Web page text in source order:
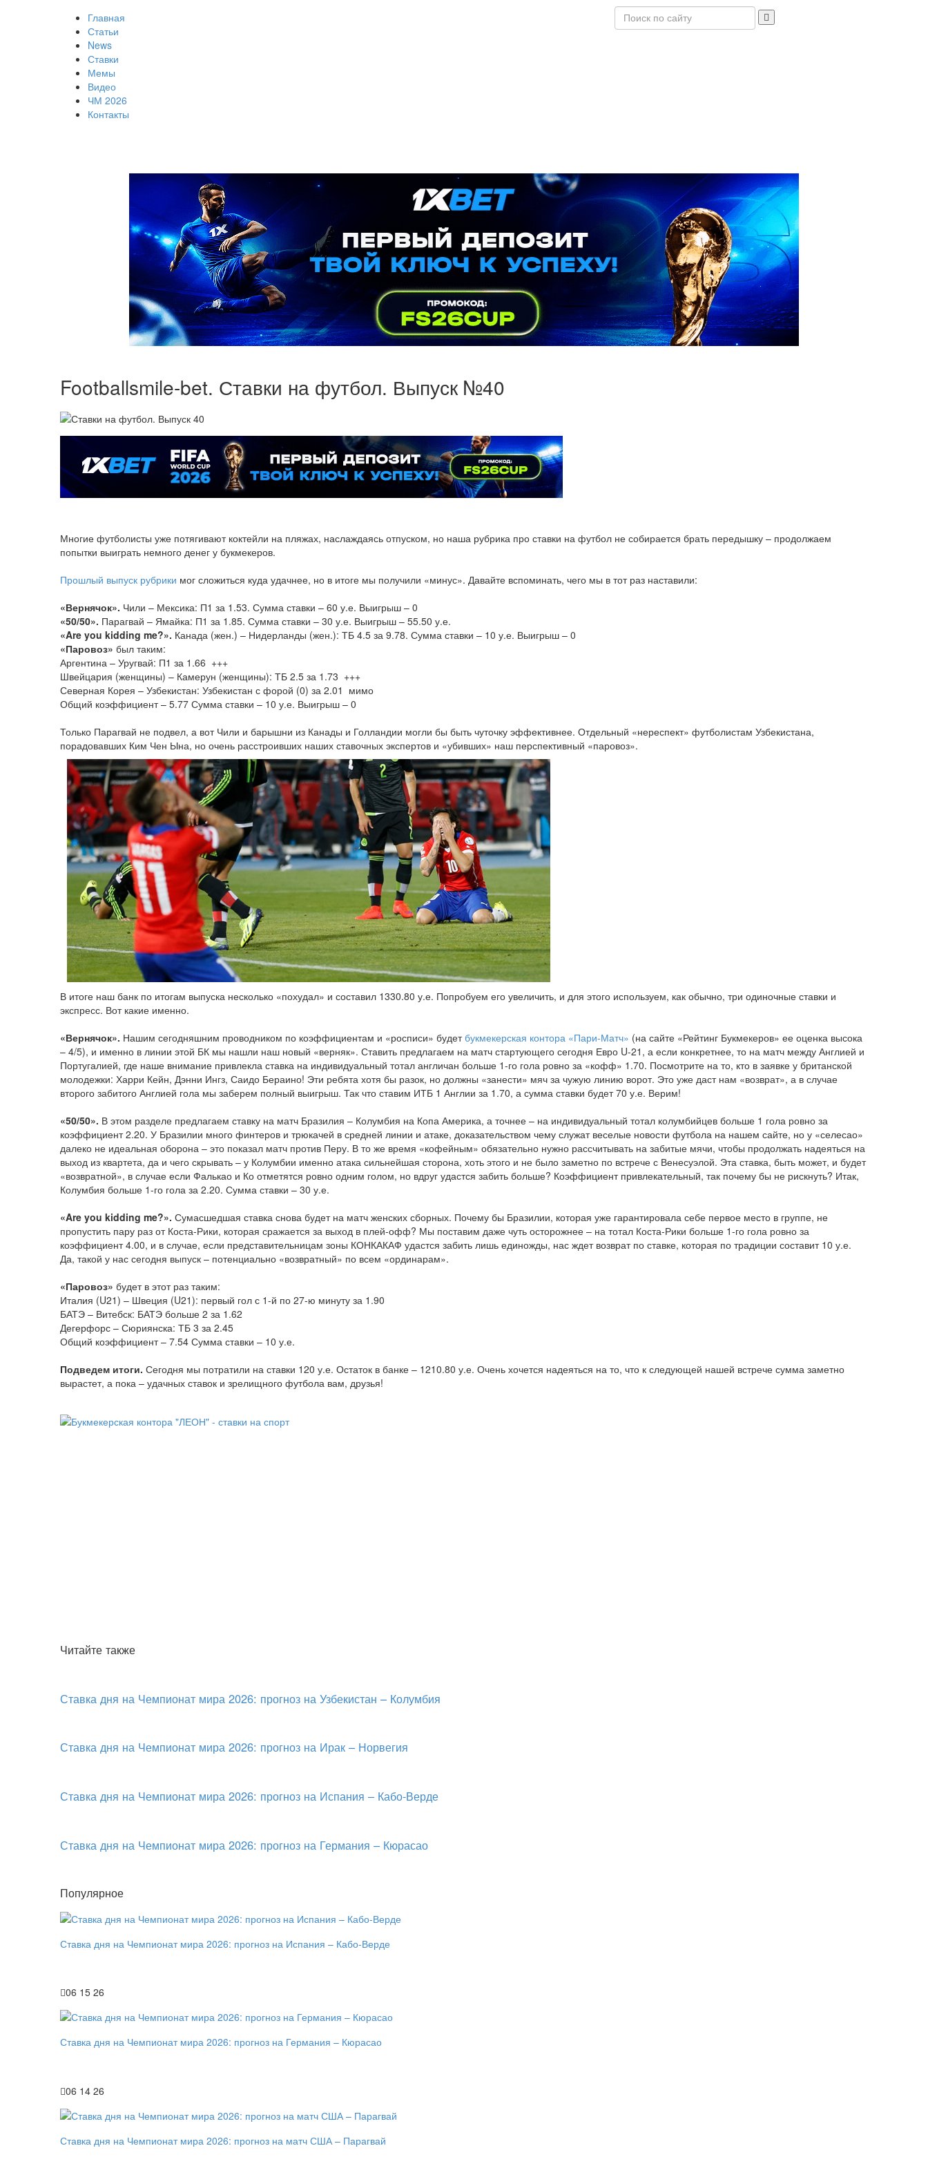
Главная
Статьи
News
Ставки
Мемы
Видео
ЧМ 2026
Контакты
Footballsmile-bet. Ставки на футбол. Выпуск №40
Многие футболисты уже потягивают коктейли на пляжах, наслаждаясь отпуском, но наша рубрика про ставки на футбол не собирается брать передышку – продолжаем
попытки выиграть немного денег у букмекеров.
Прошлый выпуск рубрики мог сложиться куда удачнее, но в итоге мы получили «минус». Давайте вспоминать, чего мы в тот раз наставили:
«Вернячок». Чили – Мексика: П1 за 1.53. Сумма ставки – 60 у.е. Выигрыш – 0
«50/50». Парагвай – Ямайка: П1 за 1.85. Сумма ставки – 30 у.е. Выигрыш – 55.50 у.е.
«Are you kidding me?». Канада (жен.) – Нидерланды (жен.): ТБ 4.5 за 9.78. Сумма ставки – 10 у.е. Выигрыш – 0
«Паровоз» был таким:
Аргентина – Уругвай: П1 за 1.66 +++
Швейцария (женщины) – Камерун (женщины): ТБ 2.5 за 1.73 +++
Северная Корея – Узбекистан: Узбекистан с форой (0) за 2.01 мимо
Общий коэффициент – 5.77 Сумма ставки – 10 у.е. Выигрыш – 0
Только Парагвай не подвел, а вот Чили и барышни из Канады и Голландии могли бы быть чуточку эффективнее. Отдельный «нереспект» футболистам Узбекистана,
порадовавших Ким Чен Ына, но очень расстроивших наших ставочных экспертов и «убивших» наш перспективный «паровоз».
В итоге наш банк по итогам выпуска несколько «похудал» и составил 1330.80 у.е. Попробуем его увеличить, и для этого используем, как обычно, три одиночные ставки и
экспресс. Вот какие именно.
«Вернячок». Нашим сегодняшним проводником по коэффициентам и «росписи» будетбукмекерская контора «Пари-Матч» (на сайте «Рейтинг Букмекеров» ее оценка высока
– 4/5), и именно в линии этой БК мы нашли наш новый «верняк». Ставить предлагаем на матч стартующего сегодня Евро U-21, а если конкретнее, то на матч между Англией и
Португалией, где наше внимание привлекла ставка на индивидуальный тотал англичан больше 1-го гола ровно за «кофф» 1.70. Посмотрите на то, кто в заявке у британской
молодежки: Харри Кейн, Дэнни Ингз, Саидо Бераино! Эти ребята хотя бы разок, но должны «занести» мяч за чужую линию ворот. Это уже даст нам «возврат», а в случае
второго забитого Англией гола мы заберем полный выигрыш. Так что ставим ИТБ 1 Англии за 1.70, а сумма ставки будет 70 у.е. Верим!
«50/50». В этом разделе предлагаем ставку на матч Бразилия – Колумбия на Копа Америка, а точнее – на индивидуальный тотал колумбийцев больше 1 гола ровно за
коэффициент 2.20. У Бразилии много финтеров и трюкачей в средней линии и атаке, доказательством чему служат веселые новости футбола на нашем сайте, но у «селесао»
далеко не идеальная оборона – это показал матч против Перу. В то же время «кофейным» обязательно нужно рассчитывать на забитые мячи, чтобы продолжать надеяться на
выход из квартета, да и чего скрывать – у Колумбии именно атака сильнейшая сторона, хоть этого и не было заметно по встрече с Венесуэлой. Эта ставка, быть может, и будет
«возвратной», в случае если Фалькао и Ко отметятся ровно одним голом, но вдруг удастся забить больше? Коэффициент привлекательный, так почему бы не рискнуть? Итак,
Колумбия больше 1-го гола за 2.20. Сумма ставки – 30 у.е.
«Are you kidding me?». Сумасшедшая ставка снова будет на матч женских сборных. Почему бы Бразилии, которая уже гарантировала себе первое место в группе, не
пропустить пару раз от Коста-Рики, которая сражается за выход в плей-офф? Мы поставим даже чуть осторожнее – на тотал Коста-Рики больше 1-го гола ровно за
коэффициент 4.00, и в случае, если представительницам зоны КОНКАКАФ удастся забить лишь единожды, нас ждет возврат по ставке, которая по традиции составит 10 у.е.
Да, такой у нас сегодня выпуск – потенциально «возвратный» по всем «ординарам».
«Паровоз» будет в этот раз таким:
Италия (U21) – Швеция (U21): первый гол с 1-й по 27-ю минуту за 1.90
БАТЭ – Витебск: БАТЭ больше 2 за 1.62
Дегерфорс – Сюриянска: ТБ 3 за 2.45
Общий коэффициент – 7.54 Сумма ставки – 10 у.е.
Подведем итоги. Сегодня мы потратили на ставки 120 у.е. Остаток в банке – 1210.80 у.е. Очень хочется надеяться на то, что к следующей нашей встрече сумма заметно
вырастет, а пока – удачных ставок и зрелищного футбола вам, друзья!
Читайте также
Ставка дня на Чемпионат мира 2026: прогноз на Узбекистан – Колумбия
Ставка дня на Чемпионат мира 2026: прогноз на Ирак – Норвегия
Ставка дня на Чемпионат мира 2026: прогноз на Испания – Кабо-Верде
Ставка дня на Чемпионат мира 2026: прогноз на Германия – Кюрасао
Популярное
Ставка дня на Чемпионат мира 2026: прогноз на Испания – Кабо-Верде
06 15 26
Ставка дня на Чемпионат мира 2026: прогноз на Германия – Кюрасао
06 14 26
Ставка дня на Чемпионат мира 2026: прогноз на матч США – Парагвай